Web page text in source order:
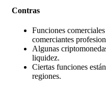
Contras
Funciones
comerciantes
Algunas
liquidez.
Ciertas funciones
regiones.